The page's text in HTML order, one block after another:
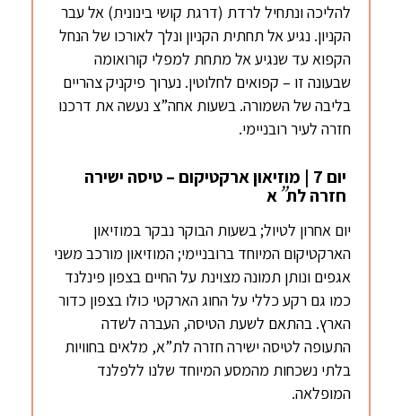
להליכה ונתחיל לרדת (דרגת קושי בינונית) אל עבר
הקניון. נגיע אל תחתית הקניון ונלך לאורכו של הנחל
הקפוא עד שנגיע אל מתחת למפלי קורואומה
שבעונה זו – קפואים לחלוטין. נערוך פיקניק צהריים
בליבה של השמורה. בשעות אחה”צ נעשה את דרכנו
חזרה לעיר רובניימי.
יום 7 | מוזיאון ארקטיקום – טיסה ישירה
חזרה לת”א
יום אחרון לטיול; בשעות הבוקר נבקר במוזיאון
הארקטיקום המיוחד ברובניימי; המוזיאון מורכב משני
אגפים ונותן תמונה מצוינת על החיים בצפון פינלנד
כמו גם רקע כללי על החוג הארקטי כולו בצפון כדור
הארץ. בהתאם לשעת הטיסה, העברה לשדה
התעופה לטיסה ישירה חזרה לת”א, מלאים בחוויות
בלתי נשכחות מהמסע המיוחד שלנו ללפלנד
המופלאה.